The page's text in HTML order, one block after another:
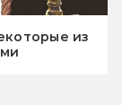
из